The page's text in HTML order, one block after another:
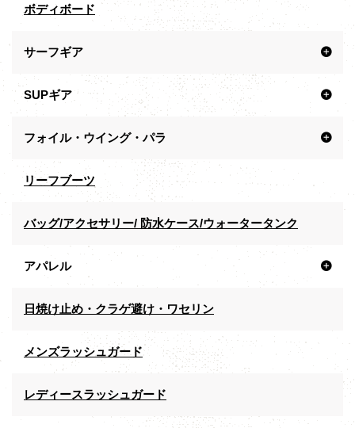
ボディボード
サーフギア
SUPギア
フォイル・ウイング・パラ
リーフブーツ
バッグ/アクセサリー/ 防水ケース/ウォータータンク
アパレル
日焼け止め・クラゲ避け・ワセリン
メンズラッシュガード
レディースラッシュガード